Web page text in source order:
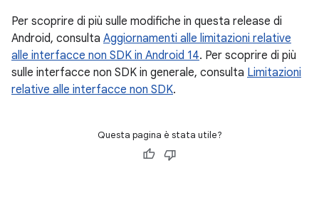
Per scoprire di più sulle modifiche in questa release di
Android, consulta Aggiornamenti alle limitazioni relative
alle interfacce non SDK in Android 14. Per scoprire di più
sulle interfacce non SDK in generale, consulta Limitazioni
relative alle interfacce non SDK.
Questa pagina è stata utile?